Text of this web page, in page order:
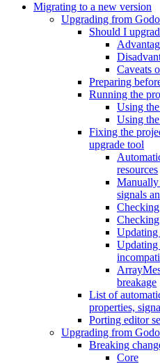
Migrating to a new version
Upgrading from
Should I
Caveats
Preparing
Running the
Using
Using
Fixing the
upgrade tool
resources
Manually
signals
Updating
Updating
breakage
List of
properties,
Porting editor
Upgrading from
Breaking
Core